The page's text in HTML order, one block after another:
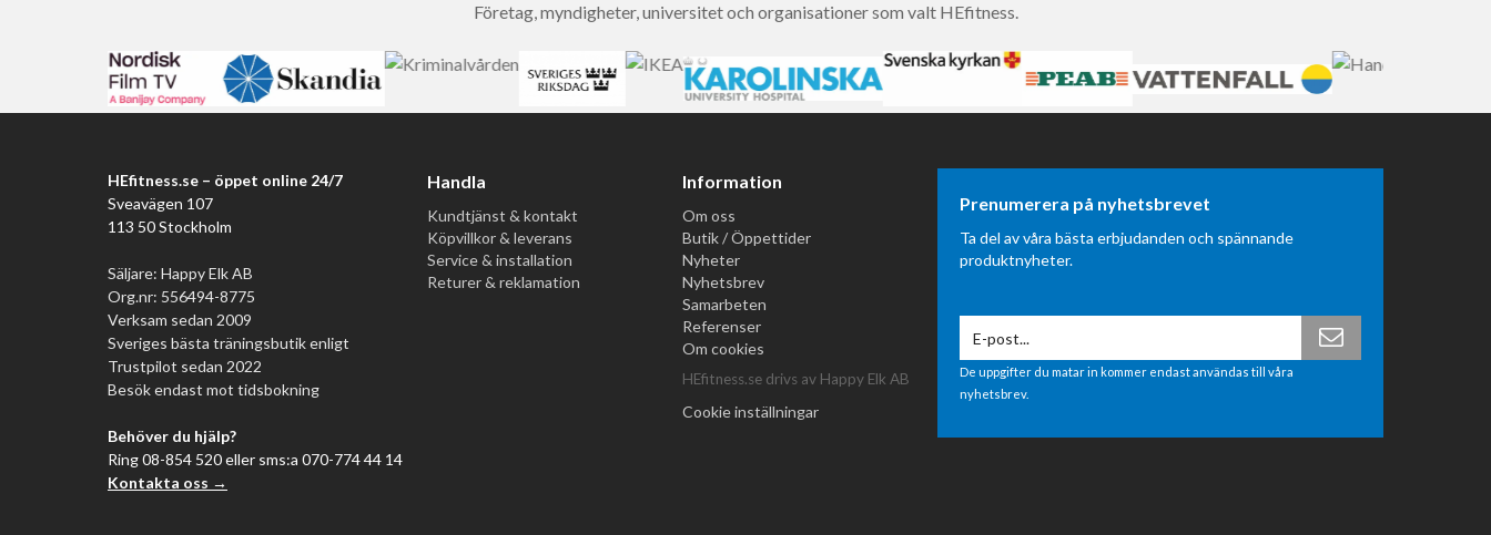
Företag, myndigheter, universitet och organisationer som valt HEfitness.
HEfitness.se – öppet online 24/7
Sveavägen 107
113 50 Stockholm
Säljare: Happy Elk AB
Org.nr: 556494-8775
Verksam sedan 2009
Sveriges bästa träningsbutik enligt
Trustpilot sedan 2022
Besök endast mot tidsbokning
Behöver du hjälp?
Ring 08-854 520 eller sms:a 070-774 44 14
Kontakta oss →
Handla
Kundtjänst & kontakt
Köpvillkor & leverans
Service & installation
Returer & reklamation
Information
Om oss
Butik / Öppettider
Nyheter
Nyhetsbrev
Samarbeten
Referenser
Om cookies
HEfitness.se drivs av Happy Elk AB
Cookie inställningar
Prenumerera på nyhetsbrevet
Ta del av våra bästa erbjudanden och spännande
produktnyheter.
De uppgifter du matar in kommer endast användas till våra
nyhetsbrev.